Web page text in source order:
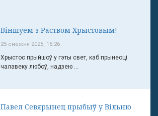
Віншуем з Раством Хрыстовым!
25 снежня 2025, 15:26
Хрыстос прыйшоў у гэты свет, каб прынесці
чалавеку любоў, надзею ...
Павел Севярынец прыбыў у Вільню